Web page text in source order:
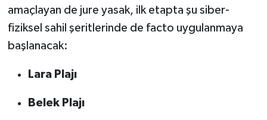
amaçlayan de jure yasak, ilk etapta şu siber-
fiziksel sahil şeritlerinde de facto uygulanmaya
başlanacak:
Lara Plajı
Belek Plajı